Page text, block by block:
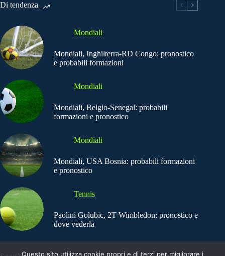
Di tendenza
Mondiali
Mondiali, Inghilterra-RD Congo: pronostico
e probabili formazioni
Mondiali
Mondiali, Belgio-Senegal: probabili
formazioni e pronostico
Mondiali
Mondiali, USA Bosnia: probabili formazioni
e pronostico
Tennis
Paolini Golubic, 2T Wimbledon: pronostico e
dove vederla
Questo sito utilizza cookie propri e di terzi per migliorare i